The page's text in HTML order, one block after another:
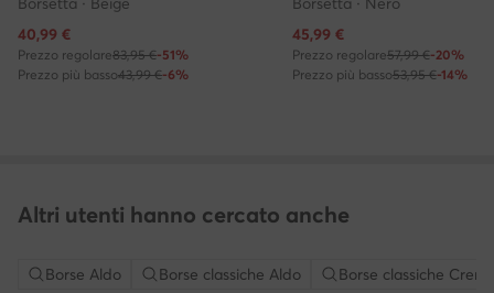
Prezzo attuale
40,99 €
Prezzo regolare83,95 €-51%
Prezzo più basso43,99 €-6%
Prezzo attuale
45,99 €
Prezzo regolare57,99 €-20%
Prezzo più basso53,95 €-14%
Altri utenti hanno cercato anche
Borse Aldo Borse classiche Aldo Borse classiche